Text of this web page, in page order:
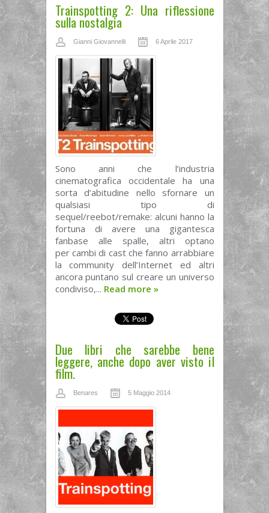
Trainspotting 2: Una riflessione
sulla nostalgia
Gianni Giovannelli 6 Aprile 2017
Sono anni che l’industria
cinematografica occidentale ha una
sorta d’abitudine nello sfornare un
qualsiasi tipo di
sequel/reebot/remake: alcuni hanno la
fortuna di avere una gigantesca
fanbase alle spalle, altri optano
per cambi di cast che fanno arrabbiare
la community dell’Internet ed altri
ancora puntano sul creare un universo
condiviso,... Read more »
Due libri che sarebbe bene
leggere, anche dopo aver visto il
film.
Benares 5 Maggio 2014